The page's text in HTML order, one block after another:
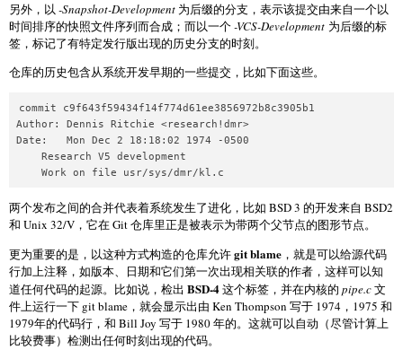
另外，以 -Snapshot-Development 为后缀的分支，表示该提交由来自一个以
时间排序的快照文件序列而合成；而以一个-VCS-Development 为后缀的标
签，标记了有特定发行版出现的历史分支的时刻。
仓库的历史包含从系统开发早期的一些提交，比如下面这些。
commit c9f643f59434f14f774d61ee3856972b8c3905b1
Author: Dennis Ritchie <research!dmr>
Date:   Mon Dec 2 18:18:02 1974 -0500
    Research V5 development
两个发布之间的合并代表着系统发生了进化，比如 BSD 3 的开发来自 BSD2
和 Unix 32/V，它在 Git 仓库里正是被表示为带两个父节点的图形节点。
更为重要的是，以这种方式构造的仓库允许git blame ，就是可以给源代码
行加上注释，如版本、日期和它们第一次出现相关联的作者，这样可以知
道任何代码的起源。比如说，检出 BSD-4这个标签，并在内核的 pipe.c文
件上运行一下 git blame，就会显示出由 Ken Thompson 写于 1974，1975 和
1979年的代码行，和 Bill Joy 写于 1980 年的。这就可以自动（尽管计算上
比较费事）检测出任何时刻出现的代码。